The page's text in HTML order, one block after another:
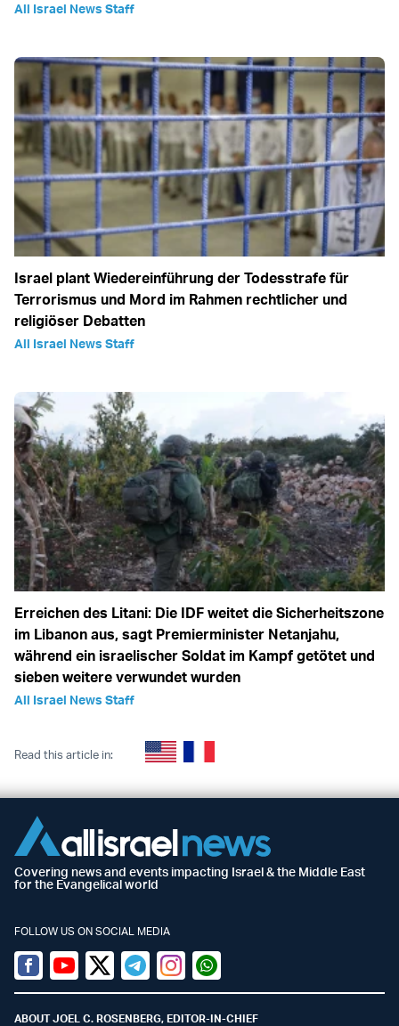
All Israel News Staff
Israel plant Wiedereinführung der Todesstrafe für
Terrorismus und Mord im Rahmen rechtlicher und
religiöser Debatten
All Israel News Staff
Erreichen des Litani: Die IDF weitet die Sicherheitszone
im Libanon aus, sagt Premierminister Netanjahu,
während ein israelischer Soldat im Kampf getötet und
sieben weitere verwundet wurden
All Israel News Staff
Read this article in:
Covering news and events impacting Israel & the Middle East
for the Evangelical world
FOLLOW US ON SOCIAL MEDIA
Facebook
YoutubeTwitter (X)
TelegramInstagramWhatsapp
ABOUT JOEL C. ROSENBERG, EDITOR-IN-CHIEF